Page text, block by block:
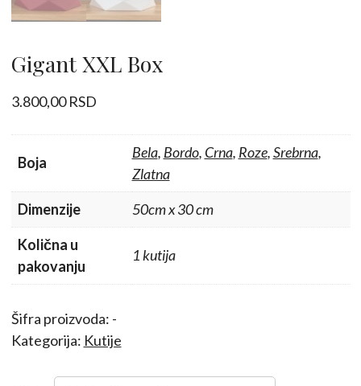
Gigant XXL Box
3.800,00RSD
Boja
Bela, Bordo, Crna, Roze,Srebrna,
Zlatna
Dimenzije
50cm x 30 cm
Količna u
pakovanju
1 kutija
Šifra proizvoda: -
Kategorija: Kutije